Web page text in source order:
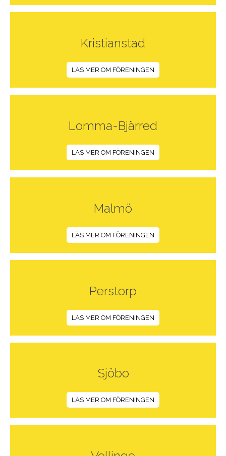
Kristianstad
LÄS MER OM FÖRENINGEN
Lomma-Bjärred
LÄS MER OM FÖRENINGEN
Malmö
LÄS MER OM FÖRENINGEN
Perstorp
LÄS MER OM FÖRENINGEN
Sjöbo
LÄS MER OM FÖRENINGEN